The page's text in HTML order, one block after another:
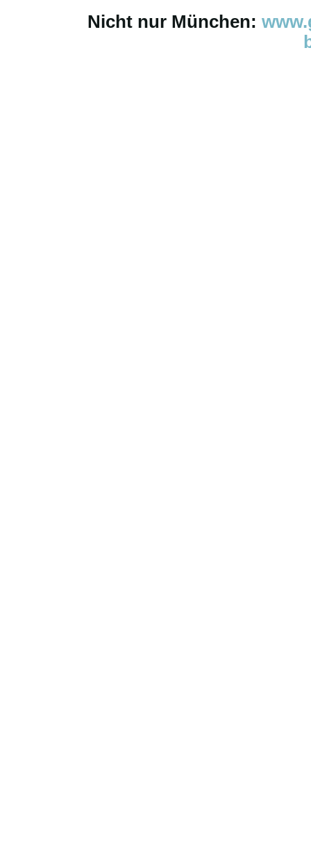
Nicht nur München: